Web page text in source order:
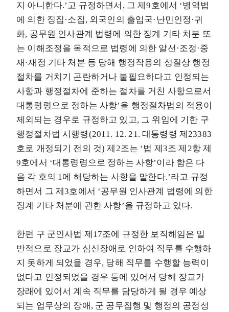
지 아니한다.’고 규정하면서, 그 제9호에서 ‘병역법
에 의한 징집·소집, 외국인의 출입국·난민인정·귀
화, 공무원 인사관계 법령에 의한 징계 기타 처분 또
는 이해조정을 목적으로 법령에 의한 알선·조정·중
재·재정 기타 처분 등 당해 행정작용의 성질상 행정
절차를 거치기 곤란하거나 불필요하다고 인정되는
사항과 행정절차에 준하는 절차를 거친 사항으로서
대통령령으로 정하는 사항’을 행정절차법의 적용이
제외되는 경우로 규정하고 있고, 그 위임에 기한 구
행정절차법 시행령(2011. 12. 21. 대통령령 제23383
호로 개정되기 전의 것) 제2조는 ‘법 제3조 제2항 제
9호에서 ‘대통령령으로 정하는 사항’이라 함은 다
음 각 호의 1에 해당하는 사항을 말한다.’라고 규정
하면서 그 제3호에서 ‘공무원 인사관계 법령에 의한
징계 기타 처분에 관한 사항’을 규정하고 있다.
한편 구 군인사법 제17조에 규정한 보직해임은 일
반적으로 장교가 심신장애로 인하여 직무를 수행하
지 못하게 되었을 경우, 당해 직무를 수행할 능력이
없다고 인정되었을 경우 등에 있어서 당해 장교가
장래에 있어서 계속 직무를 담당하게 될 경우 예상
되는 업무상의 장애, 군 공무집행 및 행정의 공정성